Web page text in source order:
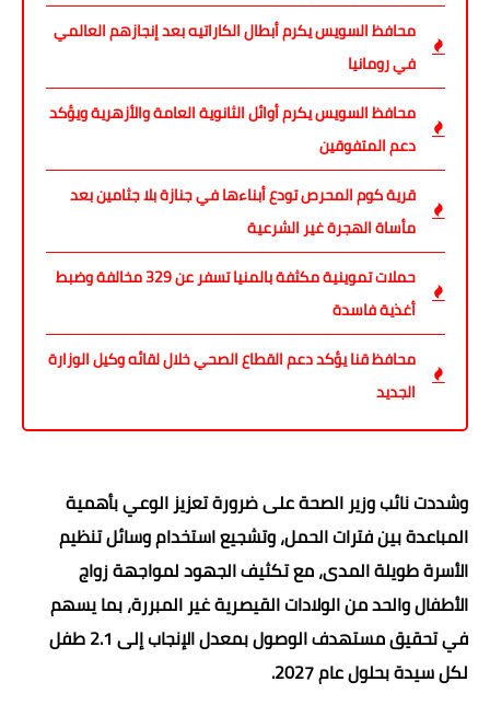
محافظ السويس يكرم أبطال الكاراتيه بعد إنجازهم العالمي
في رومانيا
محافظ السويس يكرم أوائل الثانوية العامة والأزهرية ويؤكد
دعم المتفوقين
قرية كوم المحرص تودع أبناءها في جنازة بلا جثامين بعد
مأساة الهجرة غير الشرعية
حملات تموينية مكثفة بالمنيا تسفر عن 329 مخالفة وضبط
أغذية فاسدة
محافظ قنا يؤكد دعم القطاع الصحي خلال لقائه وكيل الوزارة
الجديد
وشددت نائب وزير الصحة على ضرورة تعزيز الوعي بأهمية
المباعدة بين فترات الحمل، وتشجيع استخدام وسائل تنظيم
الأسرة طويلة المدى، مع تكثيف الجهود لمواجهة زواج
الأطفال والحد من الولادات القيصرية غير المبررة، بما يسهم
في تحقيق مستهدف الوصول بمعدل الإنجاب إلى 2.1 طفل
لكل سيدة بحلول عام 2027.